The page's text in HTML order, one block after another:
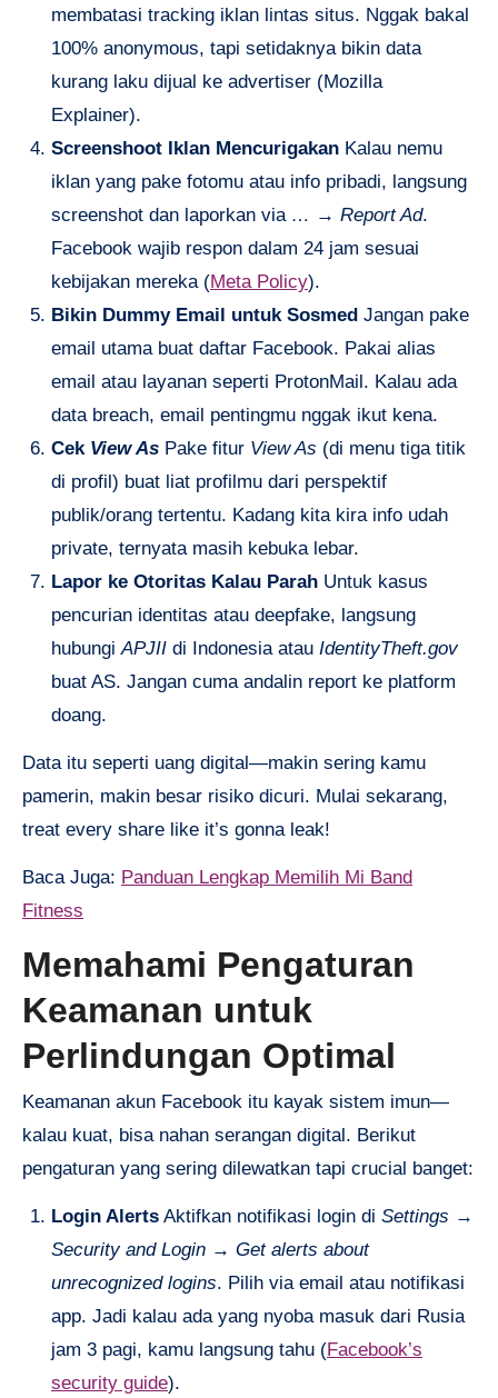
membatasi tracking iklan lintas situs. Nggak bakal
100% anonymous, tapi setidaknya bikin data
kurang laku dijual ke advertiser (Mozilla
Explainer).
Screenshoot Iklan Mencurigakan Kalau nemu
iklan yang pake fotomu atau info pribadi, langsung
screenshot dan laporkan via … → Report Ad.
Facebook wajib respon dalam 24 jam sesuai
kebijakan mereka (Meta Policy).
Bikin Dummy Email untuk Sosmed Jangan pake
email utama buat daftar Facebook. Pakai alias
email atau layanan seperti ProtonMail. Kalau ada
data breach, email pentingmu nggak ikut kena.
Cek View As Pake fitur View As (di menu tiga titik
di profil) buat liat profilmu dari perspektif
publik/orang tertentu. Kadang kita kira info udah
private, ternyata masih kebuka lebar.
Lapor ke Otoritas Kalau Parah Untuk kasus
pencurian identitas atau deepfake, langsung
hubungi APJII di Indonesia atau IdentityTheft.gov
buat AS. Jangan cuma andalin report ke platform
doang.
Data itu seperti uang digital—makin sering kamu
pamerin, makin besar risiko dicuri. Mulai sekarang,
treat every share like it’s gonna leak!
Baca Juga: Panduan Lengkap Memilih Mi Band
Fitness
Memahami Pengaturan
Keamanan untuk
Perlindungan Optimal
Keamanan akun Facebook itu kayak sistem imun—
kalau kuat, bisa nahan serangan digital. Berikut
pengaturan yang sering dilewatkan tapi crucial banget:
Login Alerts Aktifkan notifikasi login di Settings →
Security and Login → Get alerts about
unrecognized logins. Pilih via email atau notifikasi
app. Jadi kalau ada yang nyoba masuk dari Rusia
jam 3 pagi, kamu langsung tahu (Facebook’s
security guide).